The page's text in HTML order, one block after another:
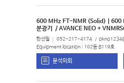
600 MHz FT-NMR (Solid) | 600
분광기
/ AVANCE NEO +
한선필 052-217-4174
Equipment location : 102동 B119호
분석의뢰